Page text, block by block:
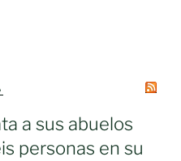
a sus abuelos
personas en su